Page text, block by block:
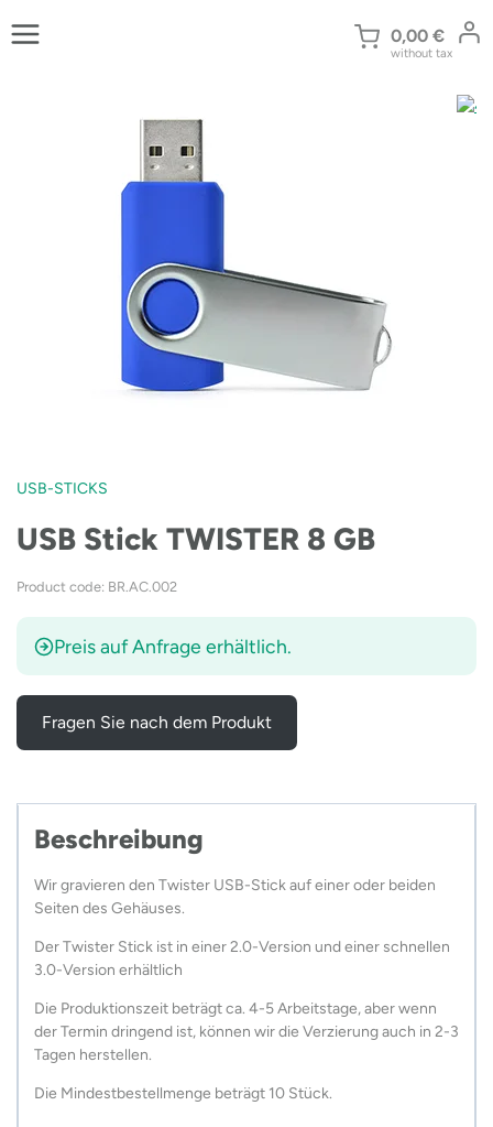
Inhalt
0,00 €
without tax
USB-STICKS
USB Stick TWISTER 8 GB
Product code: BR.AC.002
Preis auf Anfrage erhältlich.
Fragen Sie nach dem Produkt
Beschreibung
Wir gravieren den Twister USB-Stick auf einer oder beiden
Seiten des Gehäuses.
Der Twister Stick ist in einer 2.0-Version und einer schnellen
3.0-Version erhältlich
Die Produktionszeit beträgt ca. 4-5 Arbeitstage, aber wenn
der Termin dringend ist, können wir die Verzierung auch in 2-3
Tagen herstellen.
Die Mindestbestellmenge beträgt 10 Stück.